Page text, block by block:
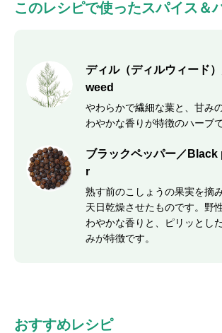
このレシピで使ったスパイス＆
ディル（ディルウィード）
weed
やわらかで繊細な葉と、甘み
わやかな香りが特徴のハーブで
ブラックペッパー／Black
r
熟す前のこしょうの果実を摘み
天日乾燥させたものです。野
わやかな香りと、ピリッとし
みが特徴です。
おすすめレシピ